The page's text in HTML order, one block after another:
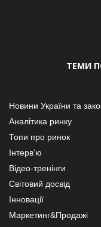
ТЕМИ
Новини України та
Аналітика ринку
Топи про ринок
Інтерв’ю
Відео-тренінги
Світовий досвід
Інновації
Маркетинг&Продажі